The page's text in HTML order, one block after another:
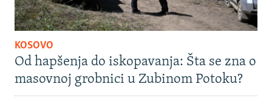
KOSOVO
Od hapšenja do iskopavanja: Šta se zna o
masovnoj grobnici u Zubinom Potoku?